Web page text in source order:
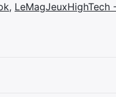
, LeMagJeuxHighTech